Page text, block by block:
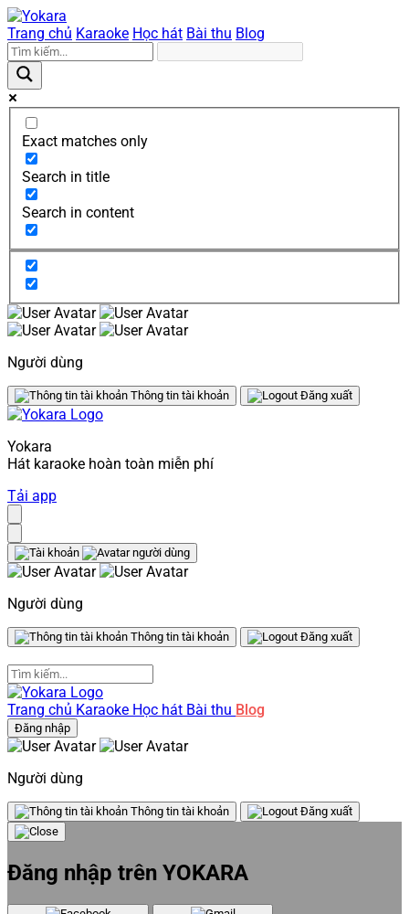
Trang chủ Karaoke Học hát Bài thu Blog
Exact matches only
Search in title
Search in content
Người dùng
Thông tin tài khoản Đăng xuất
Yokara
Hát karaoke hoàn toàn miễn phí
Tải app
Người dùng
Thông tin tài khoản Đăng xuất
Trang chủ Karaoke Học hát Bài thu Blog
Đăng nhập
Người dùng
Thông tin tài khoản Đăng xuất
Đăng nhập trên YOKARA